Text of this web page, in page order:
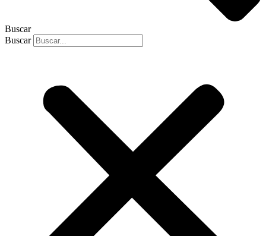
Buscar
Buscar